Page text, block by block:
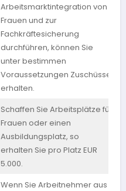
Arbeitsmarktintegration von
Frauen und zur
Fachkräftesicherung
durchführen, können Sie
unter bestimmen
Voraussetzungen Zuschüsse
erhalten.
Schaffen Sie Arbeitsplätze für
Frauen oder einen
Ausbildungsplatz, so
erhalten Sie pro Platz EUR
5.000.
Wenn Sie Arbeitnehmer aus